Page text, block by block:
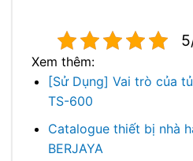
Xem thêm:
[Sử Dụng] Vai trò của
TS-600
Catalogue thiết bị nhà
BERJAYA